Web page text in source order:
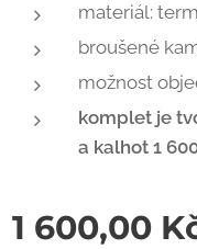
materiál:
broušené
možnost
komplet je
a kalhot 1
1 600,00